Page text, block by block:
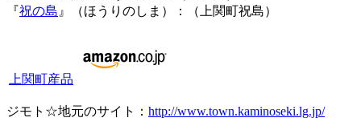
『祝の島 』（ほうりのしま）：（上関町祝島）
上関町産品
ジモト☆地元のサイト： http://www.town.kaminoseki.lg.jp/